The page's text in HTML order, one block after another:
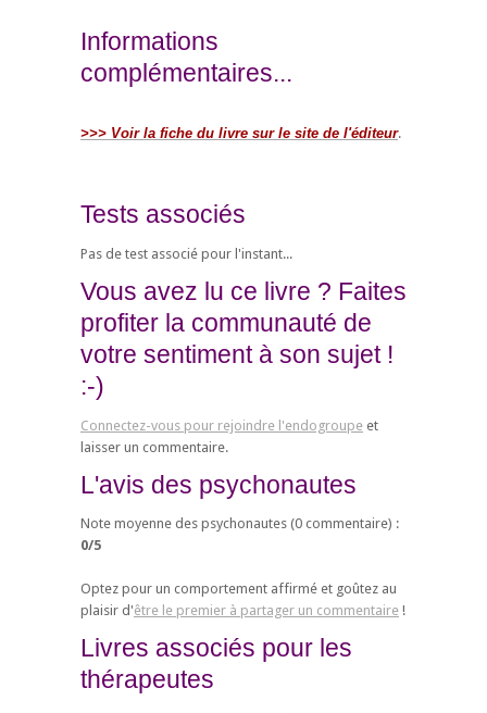
Informations
complémentaires...
>>> Voir la fiche du livre sur le site de l'éditeur.
Tests associés
Pas de test associé pour l'instant...
Vous avez lu ce livre ? Faites
profiter la communauté de
votre sentiment à son sujet !
:-)
Connectez-vous pour rejoindre l'endogroupe et
laisser un commentaire.
L'avis des psychonautes
Note moyenne des psychonautes (0 commentaire) :
0/5
Optez pour un comportement affirmé et goûtez au
plaisir d'être le premier à partager un commentaire !
Livres associés pour les
thérapeutes